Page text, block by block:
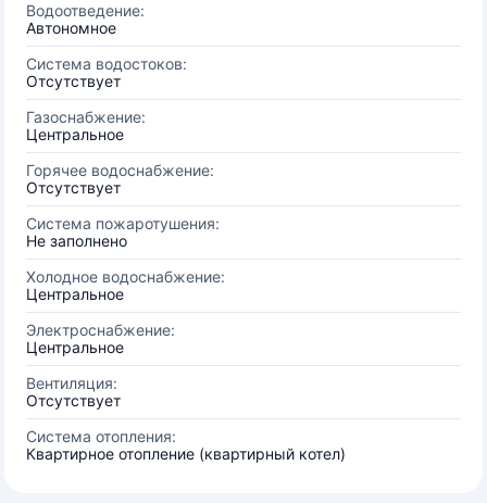
Водоотведение:
Автономное
Система водостоков:
Отсутствует
Газоснабжение:
Центральное
Горячее водоснабжение:
Отсутствует
Система пожаротушения:
Не заполнено
Холодное водоснабжение:
Центральное
Электроснабжение:
Центральное
Вентиляция:
Отсутствует
Система отопления:
Квартирное отопление (квартирный котел)